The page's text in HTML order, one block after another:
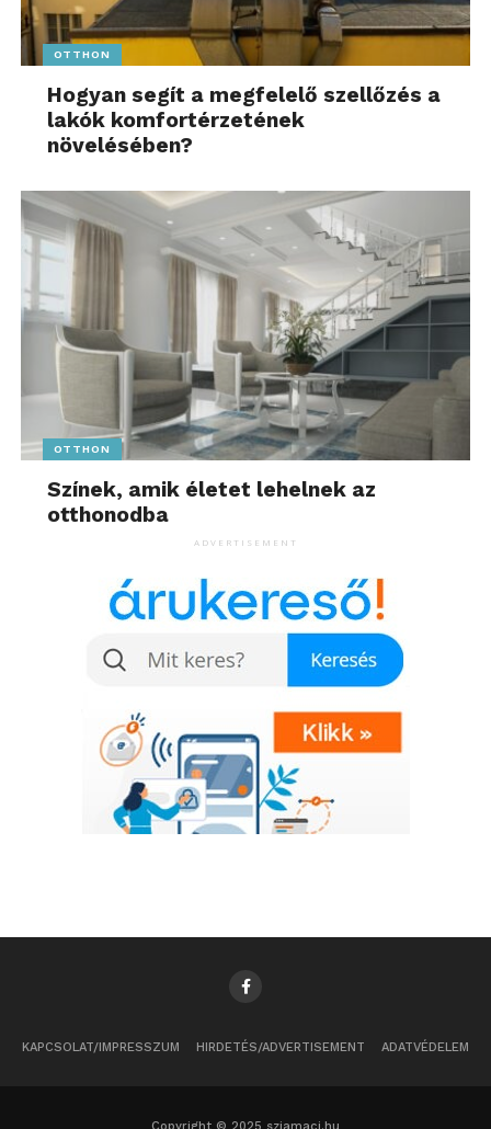
OTTHON
Hogyan segít a megfelelő szellőzés a
lakók komfortérzetének
növelésében?
OTTHON
Színek, amik életet lehelnek az
otthonodba
ADVERTISEMENT
KAPCSOLAT/IMPRESSZUM HIRDETÉS/ADVERTISEMENT ADATVÉDELEM